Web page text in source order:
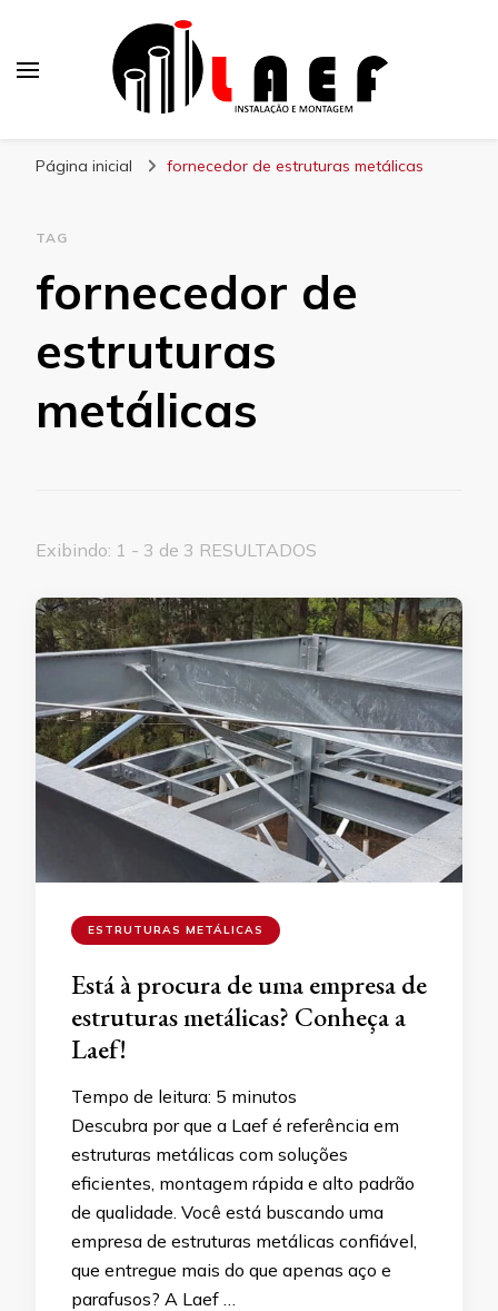
Página inicial fornecedor de estruturas metálicas
TAG
fornecedor de
estruturas
metálicas
Exibindo: 1 - 3 de 3 RESULTADOS
ESTRUTURAS METÁLICAS
Está à procura de uma empresa de
estruturas metálicas? Conheça a
Laef!
Tempo de leitura: 5 minutos
Descubra por que a Laef é referência em
estruturas metálicas com soluções
eficientes, montagem rápida e alto padrão
de qualidade. Você está buscando uma
empresa de estruturas metálicas confiável,
que entregue mais do que apenas aço e
parafusos? A Laef …